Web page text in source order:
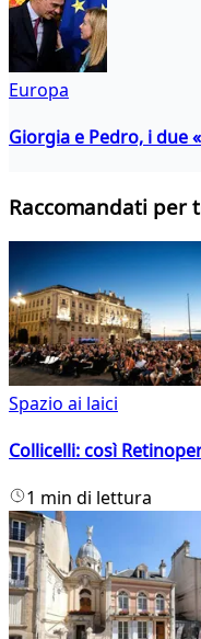
Europa
Giorgia e Pedro, i due
Raccomandati per
Spazio ai laici
Collicelli: così
1 min di lettura